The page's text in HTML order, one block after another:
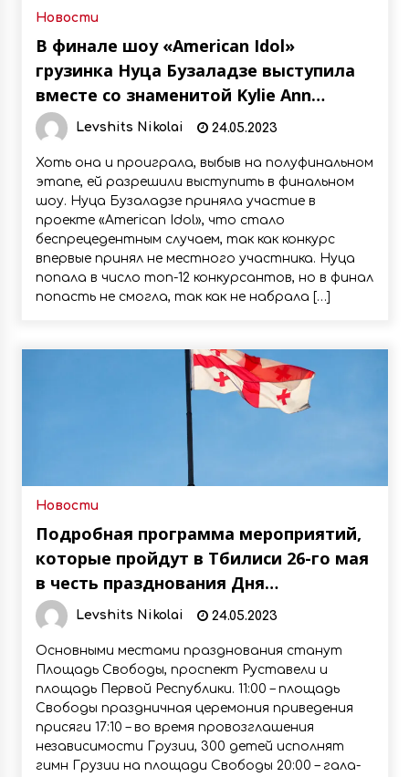
Новости
В финале шоу «American Idol»
грузинка Нуца Бузаладзе выступила
вместе со знаменитой Kylie Ann
Minogue исполнив ее хит «Can’t Get
You Out Of My Head»
Levshits Nikolai 24.05.2023
Хоть она и проиграла, выбыв на полуфинальном
этапе, ей разрешили выступить в финальном
шоу. Нуца Бузаладзе приняла участие в
проекте «American Idol», что стало
беспрецедентным случаем, так как конкурс
впервые принял не местного участника. Нуца
попала в число топ-12 конкурсантов, но в финал
попасть не смогла, так как не набрала […]
Новости
Подробная программа мероприятий,
которые пройдут в Тбилиси 26-го мая
в честь празднования Дня
независимости
Levshits Nikolai 24.05.2023
Основными местами празднования станут
Площадь Свободы, проспект Руставели и
площадь Первой Республики. 11:00 – площадь
Свободы праздничная церемония приведения
присяги 17:10 – во время провозглашения
независимости Грузии, 300 детей исполнят
гимн Грузии на площади Свободы 20:00 – гала-